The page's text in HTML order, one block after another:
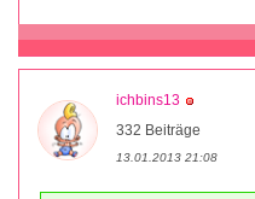
ichbins13
332 Beiträge
13.01.2013 21:08